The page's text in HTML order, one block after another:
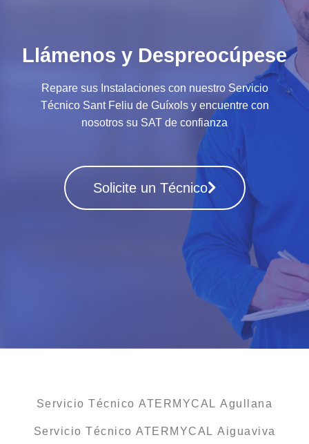
Llámenos y Despreocúpese
Repare sus Instalaciones con nuestro Servicio
Técnico Sant Feliu de Guíxols y encuentre con
nosotros su SAT de confianza
Solicite un Técnico
Servicio Técnico ATERMYCAL Agullana
Servicio Técnico ATERMYCAL Aiguaviva